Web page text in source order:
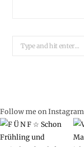
Search
for:
Follow me on Instagram